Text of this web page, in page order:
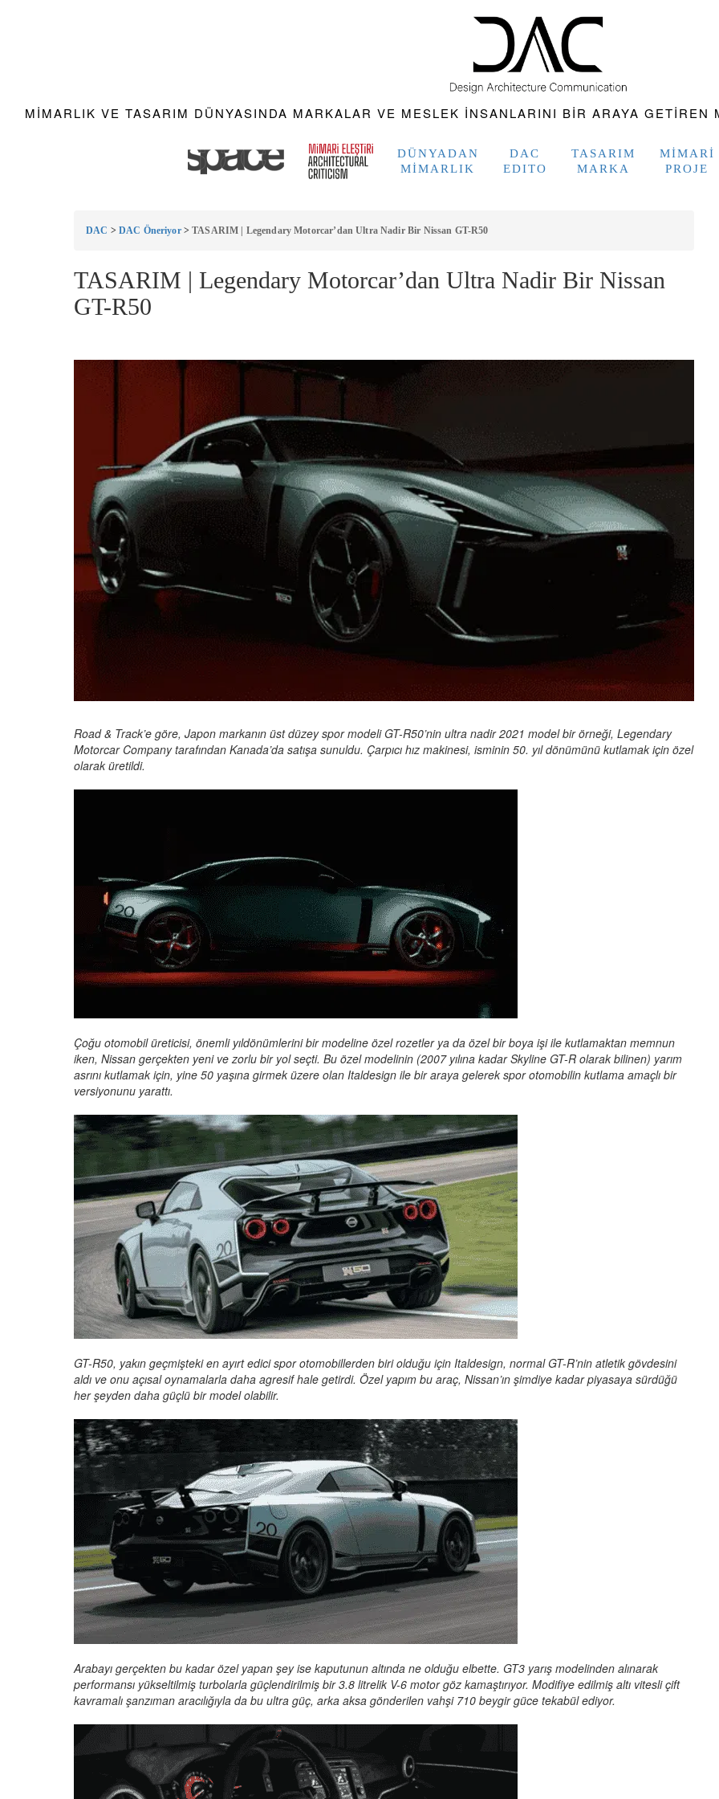
MIMARLIK VE TASARIM DÜNYASINDA MARKALAR VE MESLEK INSANLARINI BIR ARAYA
DÜNYADAN
MIMARLIK
DAC
EDITO
TASARIM
MARKA
MIMARI
PROJE
DAC > DAC Öneriyor>TASARIM | Legendary Motorcar’dan Ultra Nadir Bir Nissan GT-R50
TASARIM | Legendary Motorcar’dan Ultra Nadir Bir Nissan
GT-R50
Road & Track’e göre, Japon markanın üst düzey spor modeli GT-R50’nin ultra nadir 2021 model bir örneği, Legendary
Motorcar Company tarafından Kanada’da satışa sunuldu. Çarpıcı hız makinesi, isminin 50. yıl dönümünü kutlamak için özel
olarak üretildi.
Çoğu otomobil üreticisi, önemli yıldönümlerini bir modeline özel rozetler ya da özel bir boya işi ile kutlamaktan memnun
iken, Nissan gerçekten yeni ve zorlu bir yol seçti. Bu özel modelinin (2007 yılına kadar Skyline GT-R olarak bilinen) yarım
asrını kutlamak için, yine 50 yaşına girmek üzere olan Italdesign ile bir araya gelerek spor otomobilin kutlama amaçlı bir
versiyonunu yarattı.
GT-R50, yakın geçmişteki en ayırt edici spor otomobillerden biri olduğu için Italdesign, normal GT-R’nin atletik gövdesini
aldı ve onu açısal oynamalarla daha agresif hale getirdi. Özel yapım bu araç, Nissan’ın şimdiye kadar piyasaya sürdüğü
her şeyden daha güçlü bir model olabilir.
Arabayı gerçekten bu kadar özel yapan şey ise kaputunun altında ne olduğu elbette. GT3 yarış modelinden alınarak
performansı yükseltilmiş turbolarla güçlendirilmiş bir 3.8 litrelik V-6 motor göz kamaştırıyor. Modifiye edilmiş altı vitesli çift
kavramalı şanzıman aracılığıyla da bu ultra güç, arka aksa gönderilen vahşi 710 beygir güce tekabül ediyor.